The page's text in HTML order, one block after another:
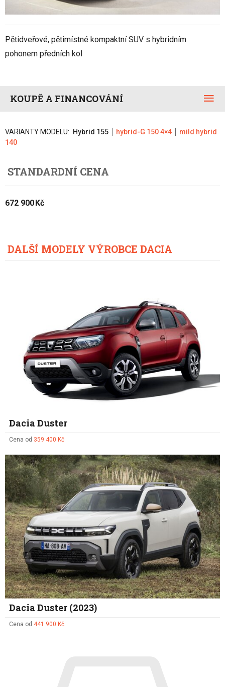
Pětidveřové, pětimístné kompaktní SUV s hybridním
pohonem předních kol
KOUPĚ A FINANCOVÁNÍ
VARIANTY MODELU: Hybrid 155 hybrid-G 150 4×4
mild hybrid
140
STANDARDNÍ CENA
672 900 Kč
DALŠÍ MODELY VÝROBCE DACIA
Dacia Duster
Cena od 359 400 Kč
Dacia Duster (2023)
Cena od 441 900 Kč